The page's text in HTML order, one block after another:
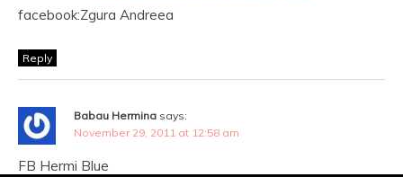
facebook:Zgura Andreea
Reply
Babau Hermina says:
November 29, 2011 at 12:58 am
FB Hermi Blue